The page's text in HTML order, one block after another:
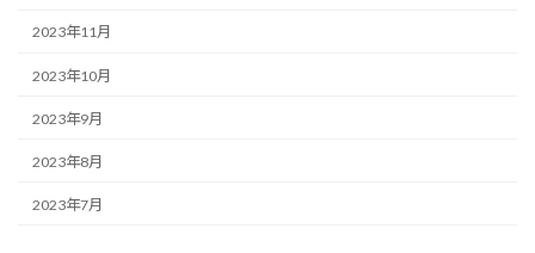
2023年11月
2023年10月
2023年9月
2023年8月
2023年7月